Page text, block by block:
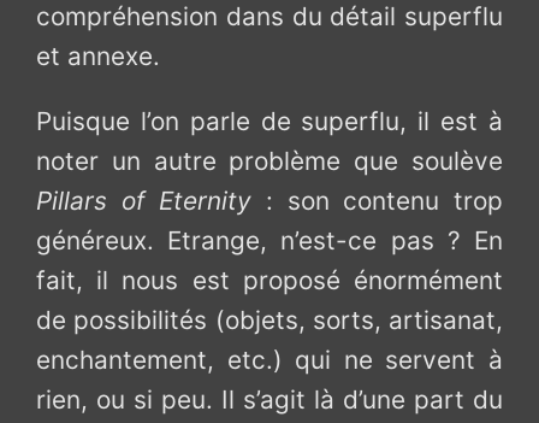
compréhension dans du détail superflu
et annexe.
Puisque l’on parle de superflu, il est à
noter un autre problème que soulève
Pillars of Eternity : son contenu trop
généreux. Etrange, n’est-ce pas ? En
fait, il nous est proposé énormément
de possibilités (objets, sorts, artisanat,
enchantement, etc.) qui ne servent à
rien, ou si peu. Il s’agit là d’une part du